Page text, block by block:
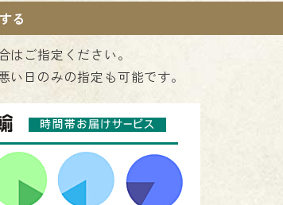
る
はご指定ください。
日のみの指定も可能です。